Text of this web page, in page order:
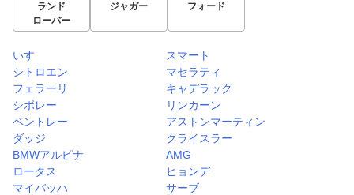
ランド
ローバー
ジャガー フォード
いすゞ
スマート
シトロエン
マセラティ
フェラーリ
キャデラック
シボレー
リンカーン
ベントレー
アストンマーティン
ダッジ
クライスラー
BMWアルピナ
AMG
ロータス
ヒョンデ
マイバッハ
サーブ